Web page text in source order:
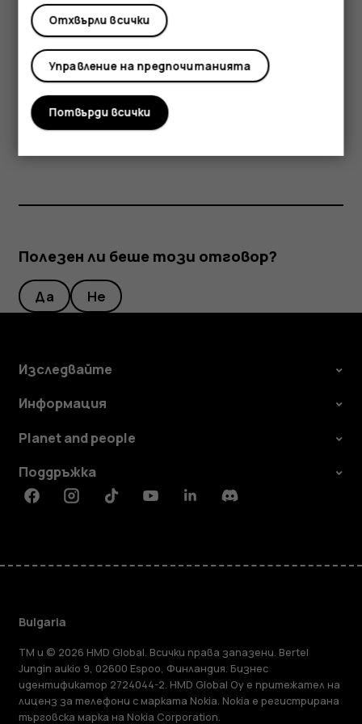
се избегне прекомерно загряване, устройството
може автоматично да се забави, да затъмни дисплея
по време на видеоразговор, да затвори приложения,
да прекрати зареждането и ако е необходимо – да се
изключи. Ако устройството не работи правилно,
занесете го в най-близкия оторизиран сервизен
център.
Полезен ли беше този отговор?
Да Не
Изследвайте
Информация
Planet and people
Поддръжка
FacebookInstagramTiktokYoutubeLinkedinDiscord
Bulgaria
TM и © 2026 HMD Global. Всички права запазени. Bertel
Jungin aukio 9, 02600 Espoo, Финландия. Бизнес
идентификатор 2724044-2. HMD Global Oy е притежател на
лиценз за телефони с марката Nokia. Nokia е регистрирана
търговска марка на Nokia Corporation.
Отхвърли всички
Управление на предпочитанията
Потвърди всички